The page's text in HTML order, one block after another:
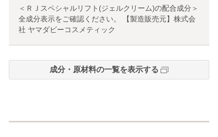
＜ＲＪスペシャルリフト(ジェルクリーム)の配合成分＞
全成分表示をご確認ください。 【製造販売元】株式会
社 ヤマダビーコスメティック
成分・原材料の一覧を表示する